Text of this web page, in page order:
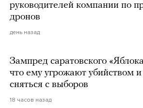
руководителей компании по
дронов
день назад
Зампред саратовского
что ему угрожают убийством
сняться с выборов
18 часов назад